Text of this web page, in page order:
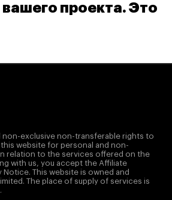
проекта. Это
non-exclusive non-transferable rights to
website for personal and non-
relation to the services offered on the
with us, you accept the Affiliate
Notice. This website is owned and
The place of supply of services is